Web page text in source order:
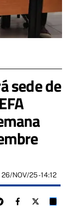
sede de
26/NOV/25- 14:12